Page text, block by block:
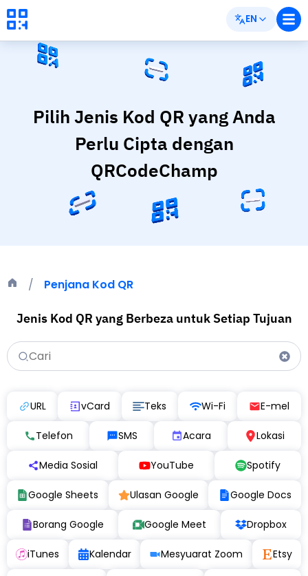
EN
Pilih Jenis Kod QR yang Anda
Perlu Cipta dengan
QRCodeChamp
Penjana Kod QR
Jenis Kod QR yang Berbeza untuk Setiap Tujuan
URL vCard Teks Wi-Fi E-mel
Telefon SMS Acara Lokasi
Media Sosial YouTube Spotify
Google Sheets Ulasan Google Google Docs
Borang Google Google Meet Dropbox
iTunes Kalendar Mesyuarat Zoom Etsy